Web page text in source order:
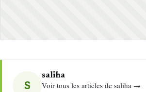
S
saliha
Voir tous les articles de saliha →